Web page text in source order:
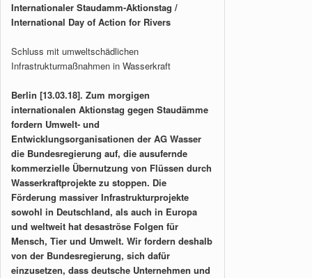
Internationaler Staudamm-Aktionstag /
International Day of Action for Rivers
Schluss mit umweltschädlichen
Infrastrukturmaßnahmen in Wasserkraft
Berlin [13.03.18]. Zum morgigen
internationalen Aktionstag gegen Staudämme
fordern Umwelt- und
Entwicklungsorganisationen der AG Wasser
die Bundesregierung auf, die ausufernde
kommerzielle Übernutzung von Flüssen durch
Wasserkraftprojekte zu stoppen. Die
Förderung massiver Infrastrukturprojekte
sowohl in Deutschland, als auch in Europa
und weltweit hat desaströse Folgen für
Mensch, Tier und Umwelt. Wir fordern deshalb
von der Bundesregierung, sich dafür
einzusetzen, dass deutsche Unternehmen und